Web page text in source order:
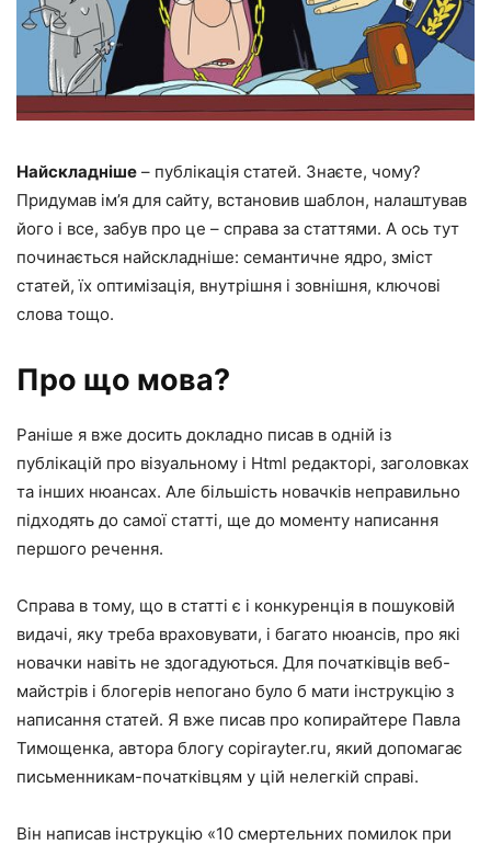
Найскладніше – публікація статей. Знаєте, чому?
Придумав ім’я для сайту, встановив шаблон, налаштував
його і все, забув про це – справа за статтями. А ось тут
починається найскладніше: семантичне ядро, зміст
статей, їх оптимізація, внутрішня і зовнішня, ключові
слова тощо.
Про що мова?
Раніше я вже досить докладно писав в одній із
публікацій про візуальному і Html редакторі, заголовках
та інших нюансах. Але більшість новачків неправильно
підходять до самої статті, ще до моменту написання
першого речення.
Справа в тому, що в статті є і конкуренція в пошуковій
видачі, яку треба враховувати, і багато нюансів, про які
новачки навіть не здогадуються. Для початківців веб-
майстрів і блогерів непогано було б мати інструкцію з
написання статей. Я вже писав про копирайтере Павла
Тимощенка, автора блогу copirayter.ru, який допомагає
письменникам-початківцям у цій нелегкій справі.
Він написав інструкцію «10 смертельних помилок при